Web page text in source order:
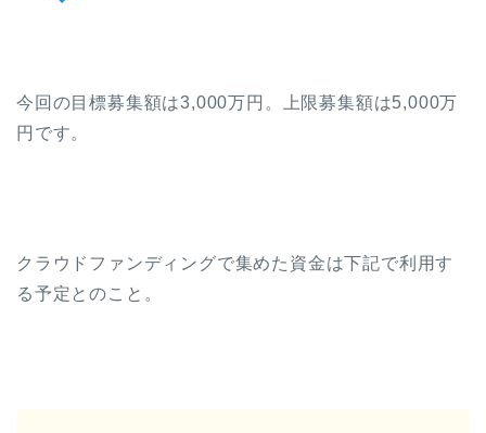
今回の目標募集額は3,000万円。上限募集額は5,000万
円です。
クラウドファンディングで集めた資金は下記で利用す
る予定とのこと。